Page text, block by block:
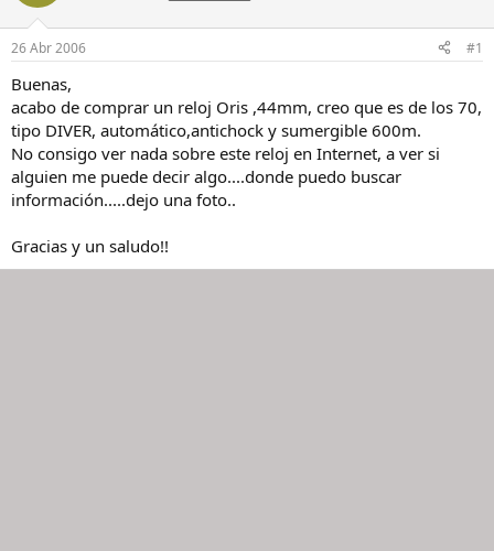
o
d
e
l
h
i
l
o
i
o
26 Abr 2006 #1
Buenas,
acabo de comprar un reloj Oris ,44mm, creo que es de los 70,
tipo DIVER, automático,antichock y sumergible 600m.
No consigo ver nada sobre este reloj en Internet, a ver si
alguien me puede decir algo....donde puedo buscar
información.....dejo una foto..
Gracias y un saludo!!